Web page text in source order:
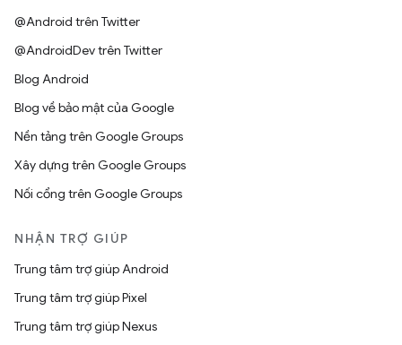
@Android trên Twitter
@AndroidDev trên Twitter
Blog Android
Blog về bảo mật của Google
Nền tảng trên Google Groups
Xây dựng trên Google Groups
Nối cổng trên Google Groups
NHẬN TRỢ GIÚP
Trung tâm trợ giúp Android
Trung tâm trợ giúp Pixel
Trung tâm trợ giúp Nexus